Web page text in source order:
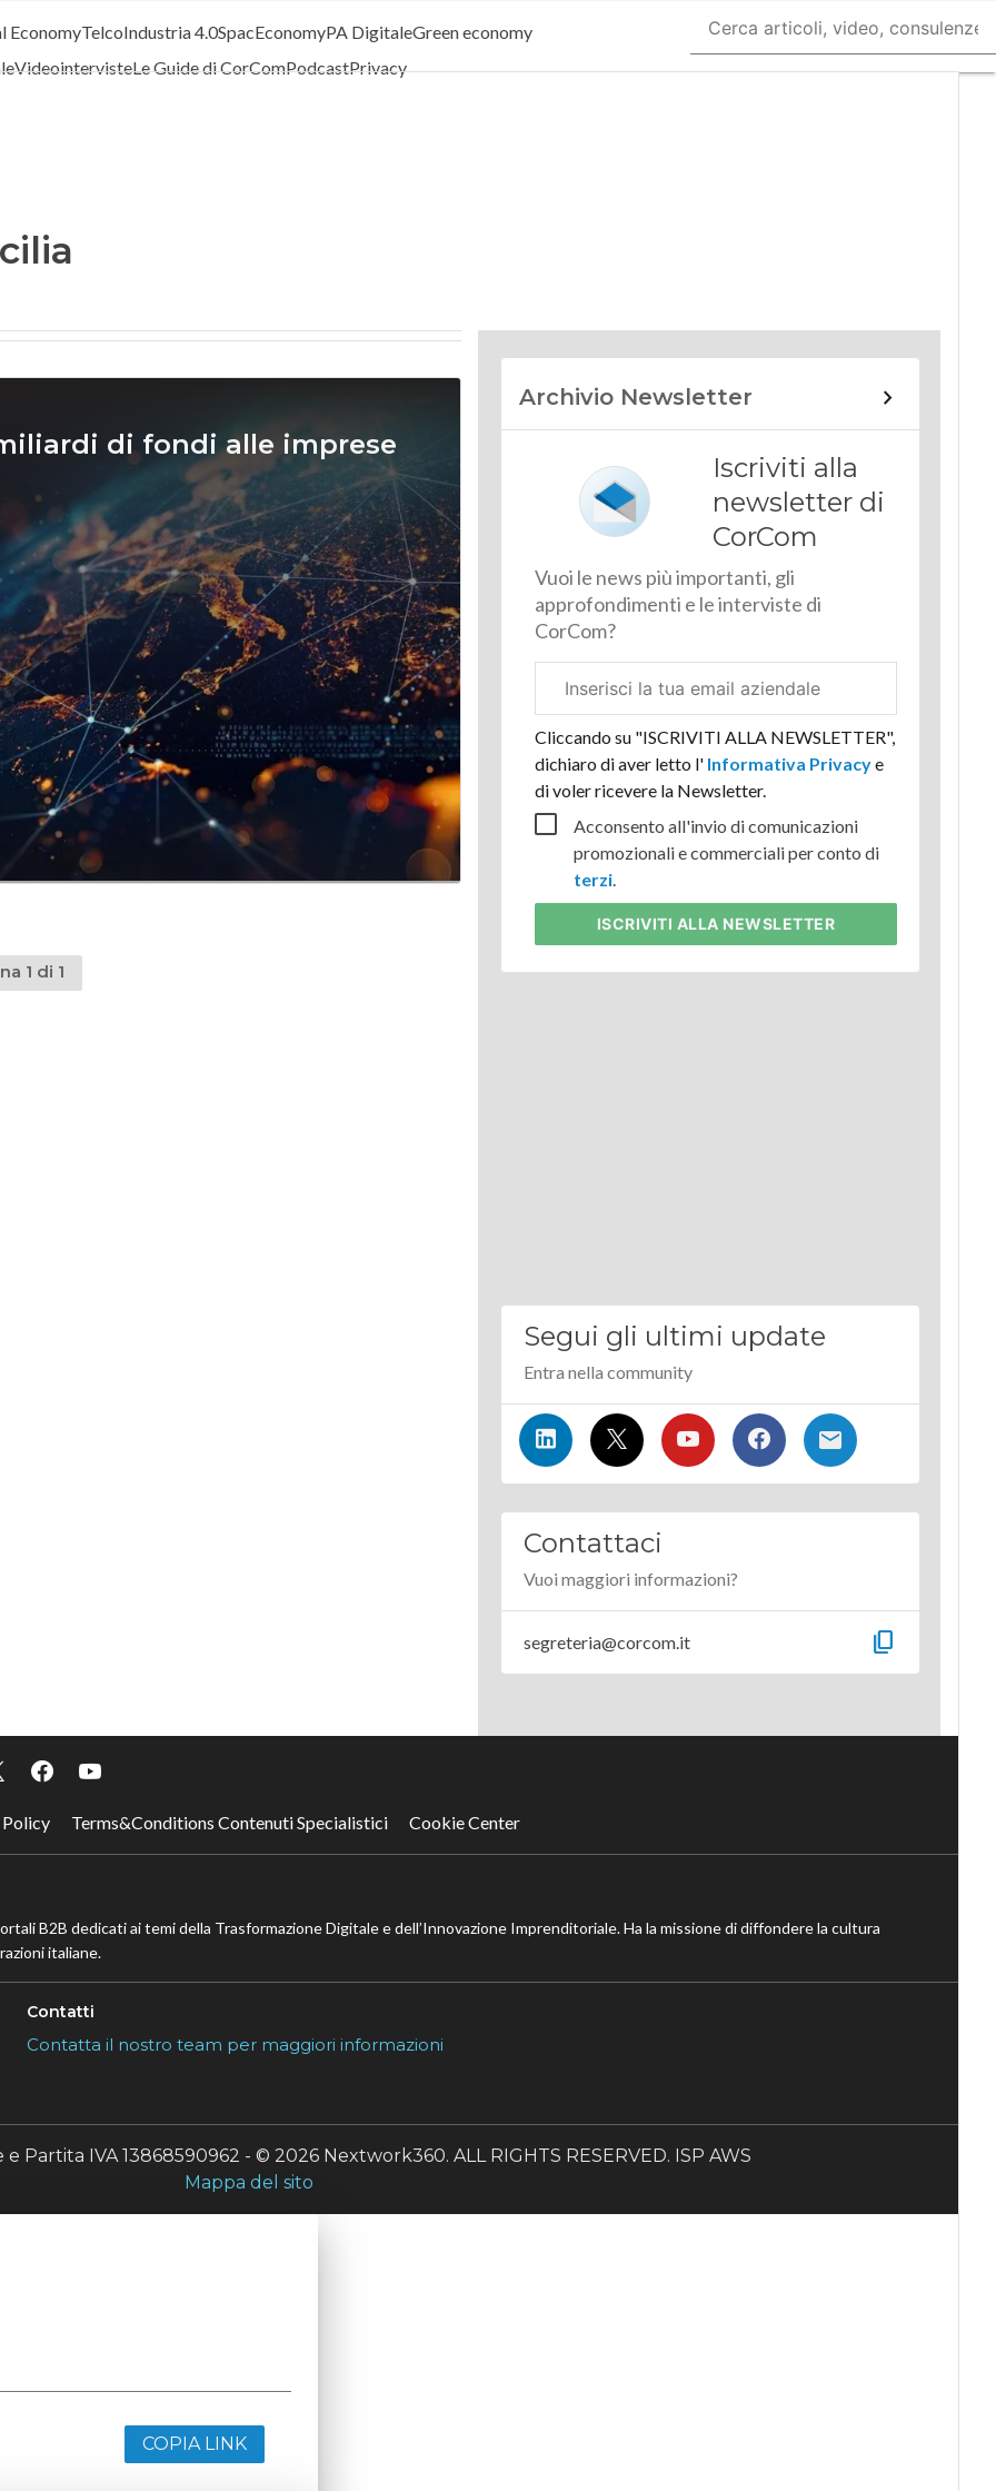
EconomyTelcoIndustria 4.0SpacEconomyPA DigitaleGreen economy
VideointervisteLe Guide di CorComPodcastPrivacy
di fondi alle imprese
1 di 1
Archivio Newsletter
Iscriviti alla
newsletter di
CorCom
Vuoi le news più importanti, gli
approfondimenti e le interviste di
CorCom?
aziendale
Cliccando su "ISCRIVITI ALLA NEWSLETTER",
dichiaro di aver letto l'Informativa Privacye
di voler ricevere la Newsletter.
Acconsento all'invio di comunicazioni
promozionali e commerciali per conto di
terzi.
ISCRIVITI ALLA NEWSLETTER
Segui gli ultimi update
Entra nella community
Contattaci
Vuoi maggiori informazioni?
segreteria@corcom.it content_copy
Terms&Conditions Contenuti Specialistici Cookie Center
B2B dedicati ai temi della Trasformazione Digitale e dell’Innovazione Imprenditoriale. Ha la missione di diffondere la cultura
italiane.
Contatti
Contatta il nostro team per maggiori informazioni
Partita IVA 13868590962 - © 2026 Nextwork360. ALL RIGHTS RESERVED. ISP AWS
Mappa del sito
COPIA LINK